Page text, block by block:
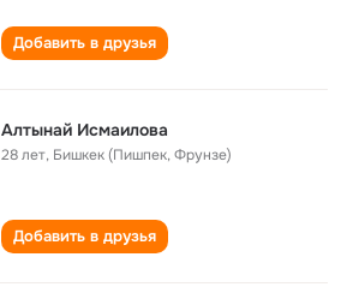
Добавить в друзья
Алтынай Исмаилова
28 лет, Бишкек (Пишпек, Фрунзе)
Добавить в друзья